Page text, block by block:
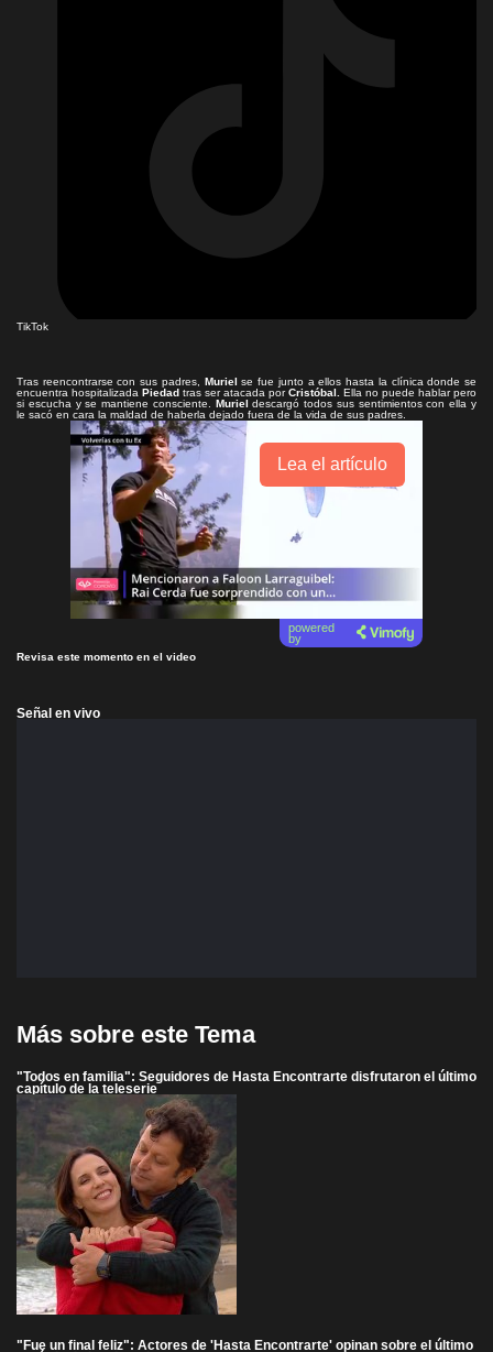
TikTok
Tras reencontrarse con sus padres, Murielse fue junto a ellos hasta la clínica donde se
encuentra hospitalizada Piedad tras ser atacada porCristóbal. Ella no puede hablar pero
si escucha y se mantiene consciente. Murieldescargó todos sus sentimientos con ella y
le sacó en cara la maldad de haberla dejado fuera de la vida de sus padres.
Lea el artículo
powered
by
Revisa este momento en el video
Señal en vivo
Más sobre este Tema
"Todos en familia": Seguidores de Hasta Encontrarte disfrutaron el último
capítulo de la teleserie
"Fue un final feliz": Actores de 'Hasta Encontrarte' opinan sobre el último